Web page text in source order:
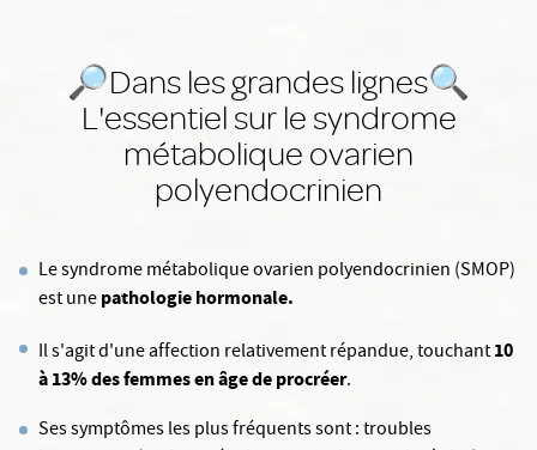
🔎Dans les grandes lignes🔍
L'essentiel sur le syndrome
métabolique ovarien
polyendocrinien
Le syndrome métabolique ovarien polyendocrinien (SMOP)
est unepathologie hormonale.
Il s'agit d'une affection relativement répandue, touchant10
à 13% des femmes en âge de procréer.
Ses symptômes les plus fréquents sont : troubles